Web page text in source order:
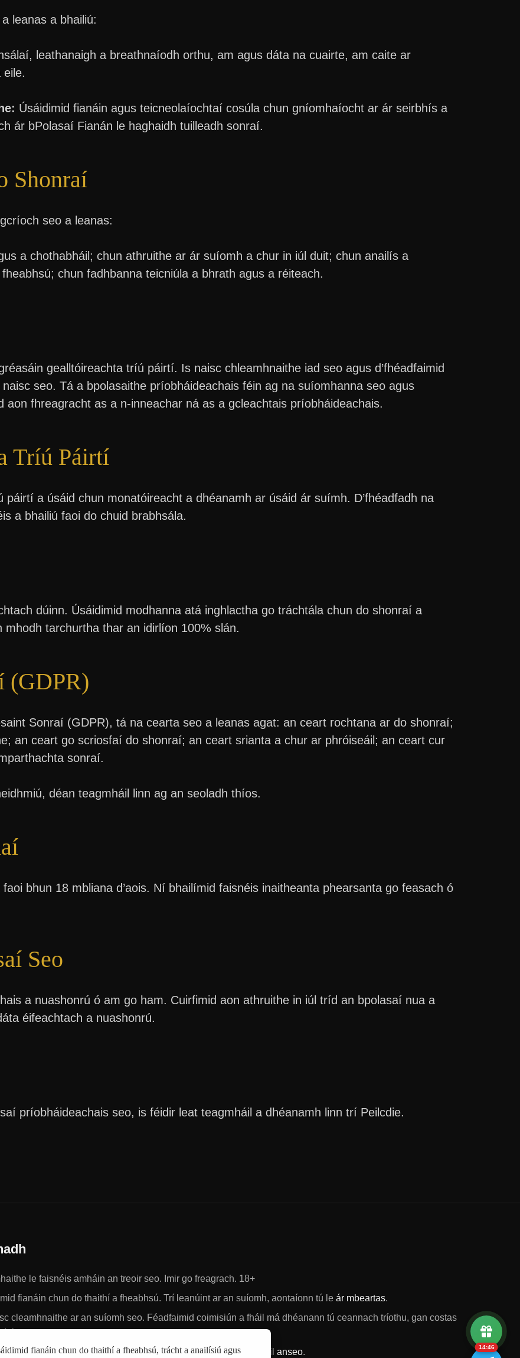
leanas a bhailiú:
leathanaigh a breathnaíodh orthu, am agus dáta na cuairte, am caite ar
eile.
Úsáidimid fianáin agus teicneolaíochtaí cosúla chun gníomhaíocht ar ár seirbhís a
ár bPolasaí Fianán le haghaidh tuilleadh sonraí.
Shonraí
seo a leanas:
a chothabháil; chun athruithe ar ár suíomh a chur in iúl duit; chun anailís a
chun fadhbanna teicniúla a bhrath agus a réiteach.
gealltóireachta tríú páirtí. Is naisc chleamhnaithe iad seo agus d’fhéadfaimid
seo. Tá a bpolasaithe príobháideachais féin ag na suíomhanna seo agus
aon fhreagracht as a n-inneachar ná as a gcleachtais príobháideachais.
Tríú Páirtí
a úsáid chun monatóireacht a dhéanamh ar úsáid ár suímh. D’fhéadfadh na
a bhailiú faoi do chuid brabhsála.
dúinn. Úsáidimid modhanna atá inghlactha go tráchtála chun do shonraí a
tarchurtha thar an idirlíon 100% slán.
(GDPR)
Sonraí (GDPR), tá na cearta seo a leanas agat: an ceart rochtana ar do shonraí;
an ceart go scriosfaí do shonraí; an ceart srianta a chur ar phróiseáil; an ceart cur
sonraí.
déan teagmháil linn ag an seoladh thíos.
bhun 18 mbliana d’aois. Ní bhailímid faisnéis inaitheanta phearsanta go feasach ó
Seo
a nuashonrú ó am go ham. Cuirfimid aon athruithe in iúl tríd an bpolasaí nua a
éifeachtach a nuashonrú.
príobháideachais seo, is féidir leat teagmháil a dhéanamh linn trí Peilcdie.
le faisnéis amháin an treoir seo. Imir go freagrach. 18+
fianáin chun do thaithí a fheabhsú. Trí leanúint ar an suíomh, aontaíonn tú le ár mbeartas.
cleamhnaithe ar an suíomh seo. Féadfaimid coimisiún a fháil má dhéanann tú ceannach tríothu, gan costas
agat le andúil cearrbhachais, is féidir leat cabhair a fháil anseo. 14:46
fianáin chun do thaithí a fheabhsú, trácht a anailísiú agus